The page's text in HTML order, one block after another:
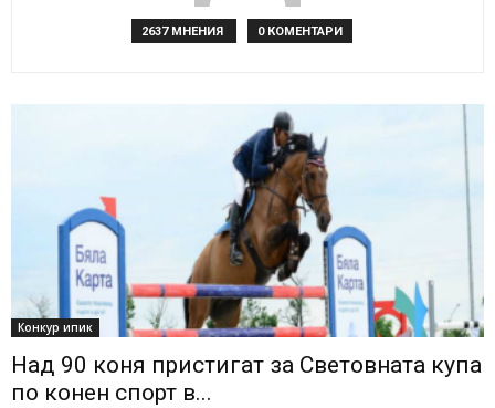
2637 МНЕНИЯ 0 КОМЕНТАРИ
Конкур ипик
Над 90 коня пристигат за Световната купа
по конен спорт в...